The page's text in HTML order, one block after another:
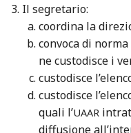
Il segretario:
coordina la
convoca di
ne custodisce i
custodisce
custodisce
quali l’UAAR
diffusione